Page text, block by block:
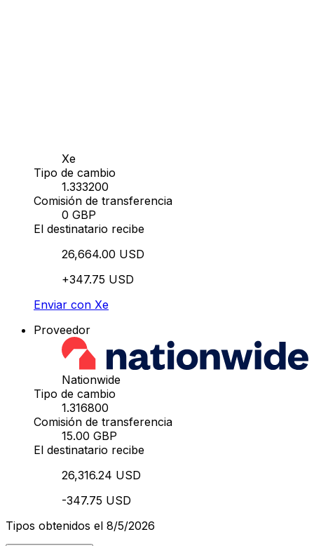
Xe
Tipo de cambio
1.333200
Comisión de transferencia
0 GBP
El destinatario recibe
26,664.00 USD
+347.75 USD
Enviar con Xe
Proveedor
Nationwide
Tipo de cambio
1.316800
Comisión de transferencia
15.00 GBP
El destinatario recibe
26,316.24 USD
-347.75 USD
Tipos obtenidos el 8/5/2026